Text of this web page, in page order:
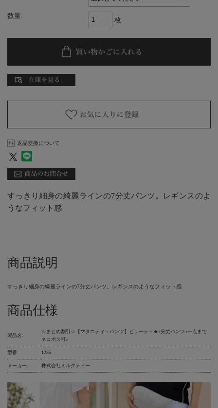
数量:
枚
返品交換について
すっきり細身の綺麗ラインの7分丈パンツ。レギンスのよ
うなフィット感
商品説明
すっきり細身の綺麗ラインの7分丈パンツ。レギンスのようなフィット感
商品仕様
製品名:
☆まとめ割引☆【マタニティ・パンツ】ビューティ★7分丈パンツ♪一点まで
ネコポス可♪
型番: 1255
メーカー: 株式会社ミルクティー